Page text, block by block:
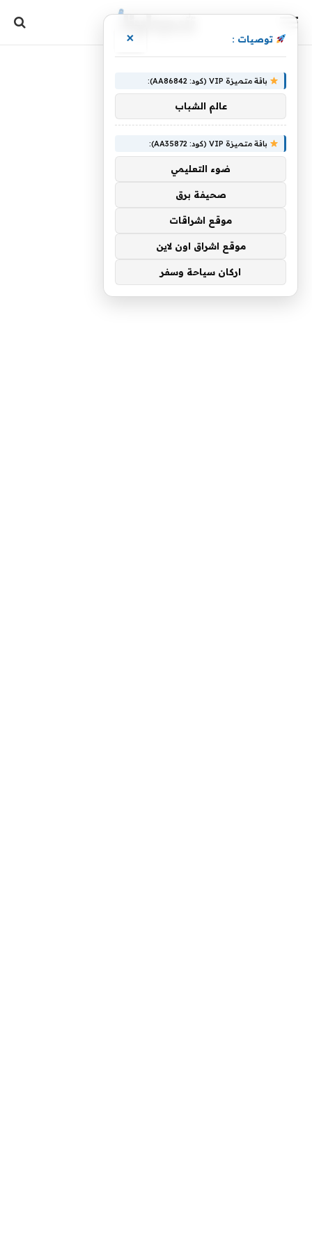
توصيات : ×
باقة متميزة VIP (كود: AA86842):
عالم الشباب
باقة متميزة VIP (كود: AA35872):
ضوء التعليمي
صحيفة برق
موقع اشراقات
موقع اشراق اون لاين
اركان سياحة وسفر